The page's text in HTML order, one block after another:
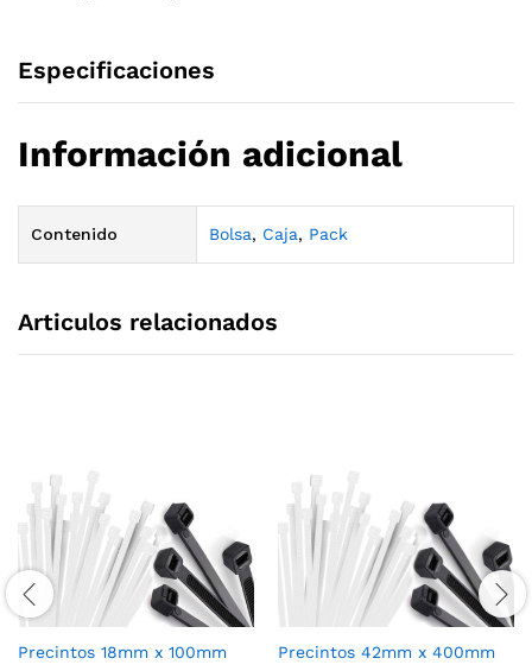
Especificaciones
Información adicional
Contenido Bolsa, Caja, Pack
Articulos relacionados
Precintos 18mm x 100mm Precintos 42mm x 400mm